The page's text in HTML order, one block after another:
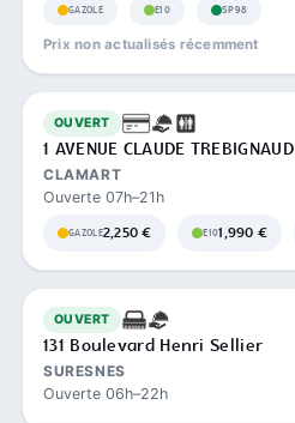
GAZOLE E10 SP98
Prix non actualisés récemment
OUVERT
1 AVENUE CLAUDE TREBIGNAUD
CLAMART
Ouverte 07h–21h
GAZOLE2,250 € E101,990 €
OUVERT
131 Boulevard Henri Sellier
SURESNES
Ouverte 06h–22h